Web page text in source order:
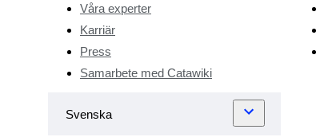
Våra experter
Karriär
Press
Samarbete med Catawiki